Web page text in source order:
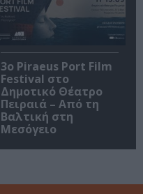
3o Piraeus Port Film
Festival στο
Δημοτικό Θέατρο
Πειραιά – Από τη
Βαλτική στη
Μεσόγειο